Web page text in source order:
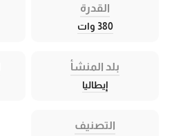
القدرة
380 وات
بلد المنشأ
إيطاليا
التصنيف